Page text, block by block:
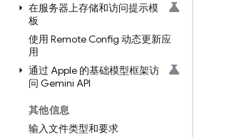
在服务器上存储和访问提示模
板
使用 Remote Config 动态更新应
用
通过 Apple 的基础模型框架访
问 Gemini API
其他信息
输入文件类型和要求